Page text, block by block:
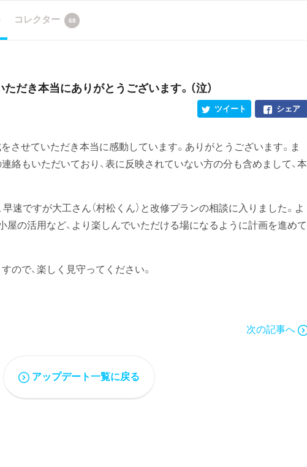
コレクター 68
だき本当にありがとうございます。（泣）
シェア
ツイート
させていただき本当に感動しています。ありがとうございます。ま
絡もいただいており、表に反映されていない方の分も含めまして、本
速ですが大工さん（村松くん）と改修プランの相談に入りました。よ
屋の活用など、より楽しんでいただける場になるように計画を進めて
ので、楽しく見守ってください。
次の記事へ
アップデート一覧に戻る